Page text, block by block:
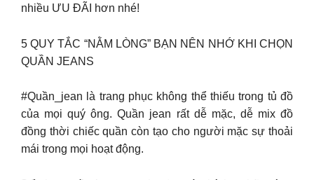
nhiều ƯU ĐÃI hơn nhé!
5 QUY TẮC “NẰM LÒNG” BẠN NÊN NHỚ KHI CHỌN
QUẦN JEANS
#Quần_jean là trang phục không thể thiếu trong tủ đồ
của mọi quý ông. Quần jean rất dễ mặc, dễ mix đồ
đồng thời chiếc quần còn tạo cho người mặc sự thoải
mái trong mọi hoạt động.